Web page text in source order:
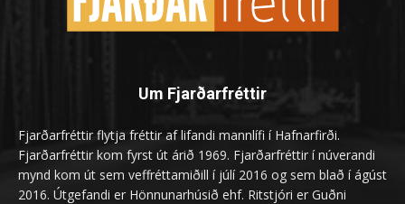
Um Fjarðarfréttir
Fjarðarfréttir flytja fréttir af lifandi mannlífi í Hafnarfirði.
Fjarðarfréttir kom fyrst út árið 1969. Fjarðarfréttir í núverandi
mynd kom út sem veffréttamiðill í júlí 2016 og sem blað í ágúst
2016. Útgefandi er Hönnunarhúsið ehf. Ritstjóri er Guðni